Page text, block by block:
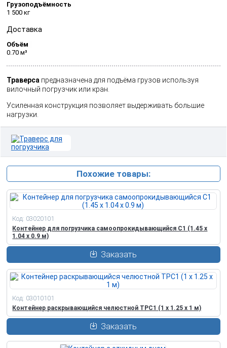
Грузоподъёмность
1 500 кг
Доставка
Объём
0.70 м³
Траверса предназначена для подъёма грузов используя
вилочный погрузчик или кран.
Усиленная конструкция позволяет выдерживать большие
нагрузки.
Похожие товары:
Код: 03020101
Контейнер для погрузчика самоопрокидывающийся С1 (1.45 x
1.04 x 0.9 м)
Заказать
Код: 03010101
Контейнер раскрывающийся челюстной ТРС1 (1 x 1.25 x 1 м)
Заказать